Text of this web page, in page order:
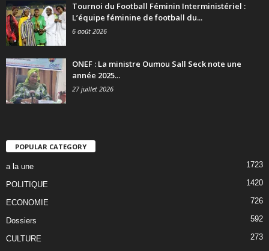
Tournoi du Football Féminin Interministériel :
L’équipe féminine de football du...
6 août 2026
ONEF : La ministre Oumou Sall Seck note une
année 2025...
27 juillet 2026
POPULAR CATEGORY
a la une 1723
POLITIQUE 1420
ECONOMIE 726
Dossiers 592
CULTURE
273